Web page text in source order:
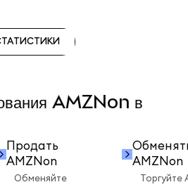
AMZNon в
Продать
AMZNon
Обменяйте
AMZNon
Торгуйте